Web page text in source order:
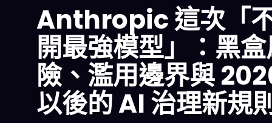
Anthropic 這次「
開最強模型」：黑
險、濫用邊界與
以後的 AI 治理新規